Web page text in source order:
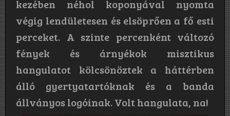
kezében néhol koponyával nyomta
végig lendületesen és elsöprően a fő esti
perceket. A szinte percenként változó
fények és árnyékok misztikus
hangulatot kölcsönöztek a háttérben
álló gyertyatartóknak és a banda
állványos logóinak. Volt hangulata, na!